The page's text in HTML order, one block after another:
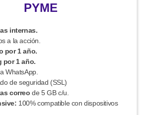
PYME
internas.
a la acción.
por 1 año.
por 1 año.
WhatsApp.
de seguridad (SSL)
correo de 5 GB c/u.
100% compatible con dispositivos